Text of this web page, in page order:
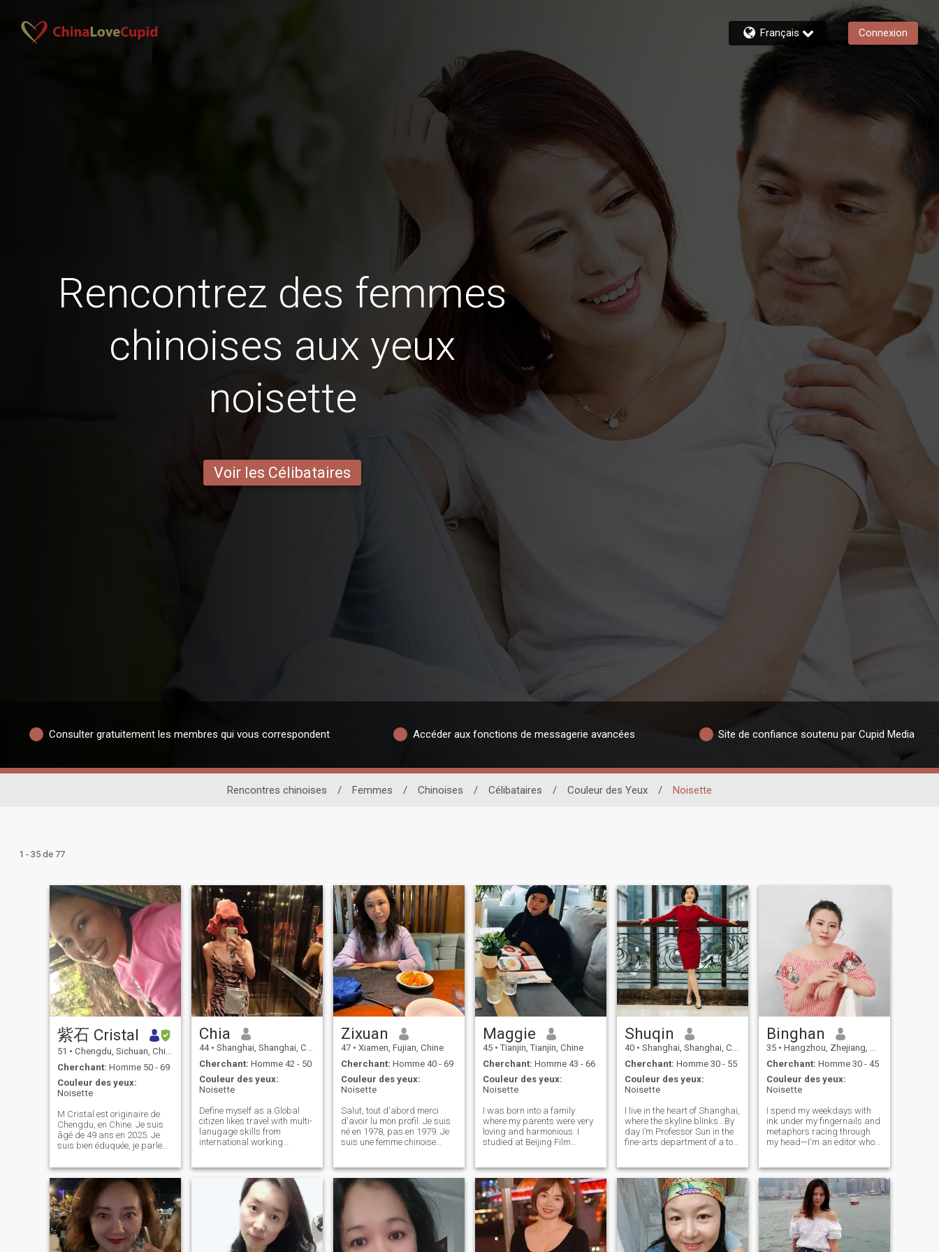
Français Connexion
Rencontrez des femmes
chinoises aux yeux
noisette
Voir les Célibataires
Consulter gratuitement les membres qui vous correspondent Accéder aux fonctions de messagerie avancées Site de confiance soutenu par Cupid Media
Rencontres chinoises / Femmes / Chinoises / Célibataires / Couleur des Yeux / Noisette
1 - 35 de 77
紫石 Cristal
51 • Chengdu, Sichuan, Chine
Cherchant: Homme 50 - 69
Couleur des yeux:
Noisette
M Cristal est originaire de
Chengdu, en Chine. Je suis
âgé de 49 ans en 2025. Je
suis bien éduquée, je parle
J'aime l'art, la danse et le
fitness. Je garde mon corps
en forme, et je ne suis pas
fatiguée. Je suis
désespérément à la
recherche d'un gentleman
comme âme sœur et qui est
sérieux, plein d'humour,
Chia
44 • Shanghai, Shanghai, Chine
Cherchant: Homme 42 - 50
Couleur des yeux:
Noisette
Define myself as a Global
citizen likes travel with multi-
lanugage skills from
international working
people online for friends or
having kids and wish to
Zixuan
47 • Xiamen, Fujian, Chine
Cherchant: Homme 40 - 69
Couleur des yeux:
Noisette
Salut, tout d'abord merci
d'avoir lu mon profil. Je suis
né en 1978, pas en 1979. Je
suis une femme chinoise
suis sérieux ici pour trouver
quelqu'un que j'ai aimé et qui
m'aime à passer le reste de
ma vie.
Maggie
45 • Tianjin, Tianjin, Chine
Cherchant: Homme 43 - 66
Couleur des yeux:
Noisette
I was born into a family
where my parents were very
loving and harmonious. I
studied at Beijing Film
surprises to my life. When I
am not busy, I enjoy reading
books, watching movies, and
traveling
Shuqin
40 • Shanghai, Shanghai, Chine
Cherchant: Homme 30 - 55
Couleur des yeux:
Noisette
I live in the heart of Shanghai,
where the skyline blinks . By
day I’m Professor Sun in the
fine-arts department of a top
grad students through
thesis shows; by night I’m
back in jeans and paint-s
Binghan
35 • Hangzhou, Zhejiang, Chine
Cherchant: Homme 30 - 45
Couleur des yeux:
Noisette
I spend my weekdays with
ink under my fingernails and
metaphors racing through
my head—I'm an editor who
clicks. Whether I'm refining
someone else's dream or
sneaking in a chapter of my
own, wor